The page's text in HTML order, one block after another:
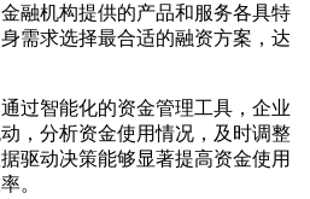
融机构提供的产品和服务各具特
需求选择最合适的融资方案，达
通过智能化的资金管理工具，企业
，分析资金使用情况，及时调整
驱动决策能够显著提高资金使用
。